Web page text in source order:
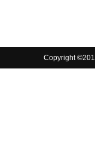
Copyright